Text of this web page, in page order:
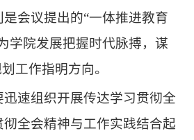
会议提出的“一体推进教育
学院发展把握时代脉搏，谋
工作指明方向。
迅速组织开展传达学习贯彻全
全会精神与工作实践结合起